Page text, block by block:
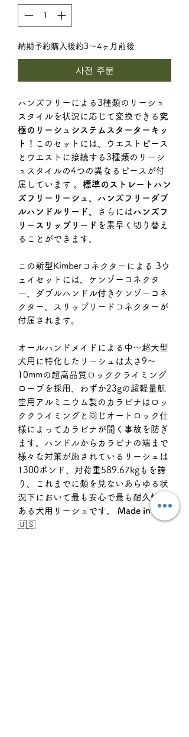
納期予約購入後約3〜4ヶ月前後
사전 주문
ハンズフリーによる3種類のリーシュ
スタイルを状況に応じて変換できる 究
極のリーシュシステムスターターキッ
ト！ このセットには、ウエストピース
とウエストに接続する3種類のリーシ
ュスタイルの4つの異なるピースが付
属しています 。 標準のストレートハン
ズフリーリーシュ、ハンズフリーダブ
ルハンドルリード、
さらには ハンズフ
リースリップリード を素早く切り替え
ることができます。
この新型Kimberコネクターによる 3ウ
ェイセットには、ケンゾーコネクタ
ー、ダブルハンドル付きケンゾーコネ
クター
、スリップリードコネクターが
付属されます。
オールハンドメイドによる中〜超大型
犬用に特化したリーシュは太さ9〜
10mmの超高品質ロッククライミング
ロープを採用、わずか23gの超軽量航
空用アルミニウム製のカラビナはロッ
ククライミングと同じオートロック仕
様によってカラビナが開く事故を防ぎ
ます。ハンドルからカラビナの端まで
様々な対策が施されているリーシュは
1300ポンド、対荷重589.67kgもを誇
り、これまでに類を見ないあらゆる状
況下において最も安心で最も耐久性の
ある犬用リーシュです。
Made in USA
🇺🇸